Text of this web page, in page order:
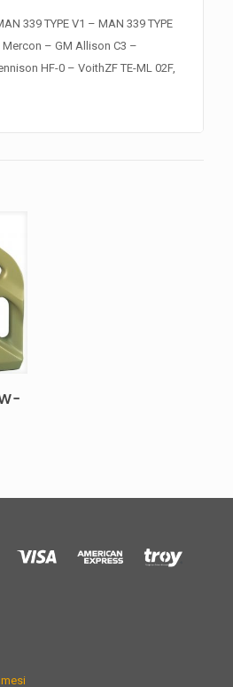
339 TYPE V1 – MAN 339 TYPE
Mercon – GM Allison C3 –
HF-0 – VoithZF TE-ML 02F,